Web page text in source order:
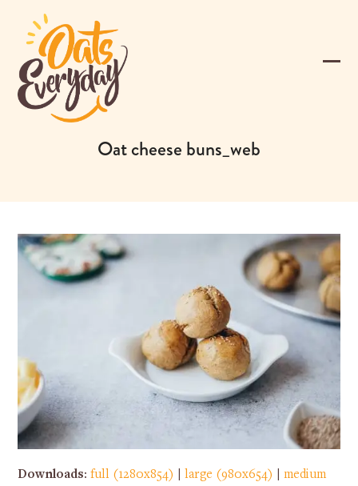
content
Oat cheese buns_web
Downloads:full (1280x854) |large (980x654) |medium